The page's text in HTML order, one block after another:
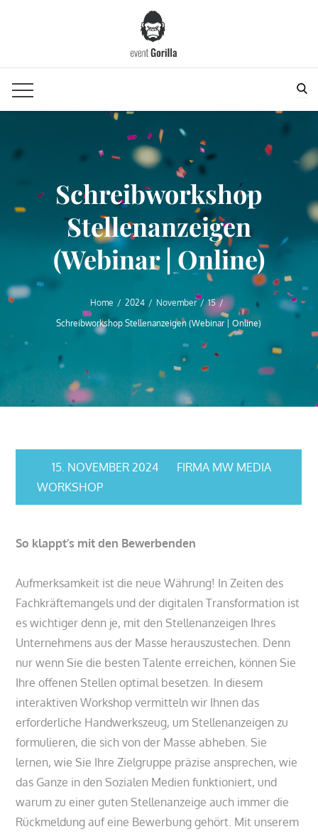
Schreibworkshop
Stellenanzeigen
(Webinar | Online)
Home 2024 November
15
Schreibworkshop Stellenanzeigen (Webinar | Online)
15. NOVEMBER 2024
FIRMA MW MEDIA
WORKSHOP
So klappt’s mit den Bewerbenden
Aufmerksamkeit ist die neue Währung! In Zeiten des
Fachkräftemangels und der digitalen Transformation ist
es wichtiger denn je, mit den Stellenanzeigen Ihres
Unternehmens aus der Masse herauszustechen. Denn
nur wenn Sie die besten Talente erreichen, können Sie
Ihre offenen Stellen optimal besetzen. In diesem
interaktiven Workshop vermitteln wir Ihnen das
erforderliche Handwerkszeug, um Stellenanzeigen zu
formulieren, die sich von der Masse abheben. Sie
lernen, wie Sie Ihre Zielgruppe präzise ansprechen, wie
das Ganze in den Sozialen Medien funktioniert, und
warum zu einer guten Stellenanzeige auch immer die
Rückmeldung auf eine Bewerbung gehört. Mit unserem